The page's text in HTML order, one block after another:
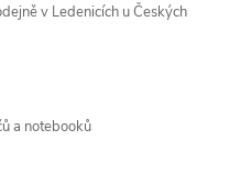
v Ledenicích u Českých
a notebooků